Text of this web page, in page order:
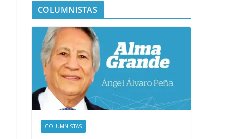
COLUMNISTAS
COLUMNISTAS